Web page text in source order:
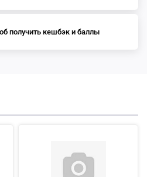
получить кешбэк и баллы